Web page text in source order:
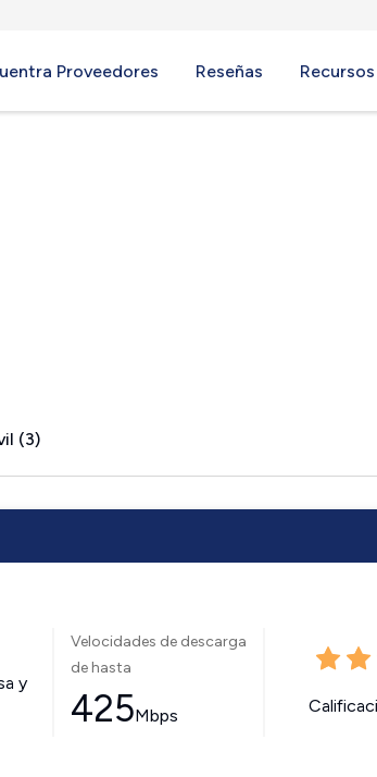
Proveedores Reseñas Recursos
(3)
y
Velocidades de descarga
de hasta
425Mbps